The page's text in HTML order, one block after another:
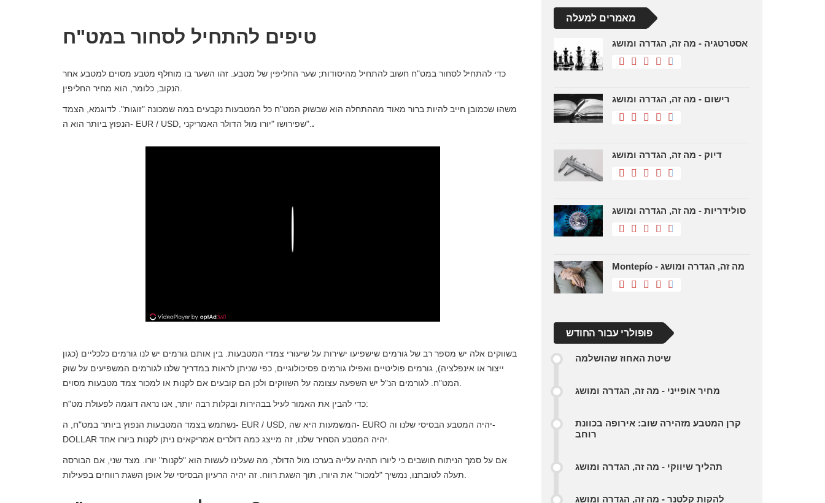
טיפים להתחיל לסחור במט"ח
כדי להתחיל לסחור במט"ח חשוב להתחיל מהיסודות; שער החליפין של מטבע. זהו השער בו מוחלף מטבע מסוים למטבע אחר
משהו שכמובן חייב להיות ברור מאוד מההתחלה הוא שבשוק המט"ח כל המטבעות נקבעים במה שמכונה "זוגות". לדוגמא, הצמד
הנפוץ ביותר הוא ה- EUR / USD, שפירושו "יורו מול הדולר האמריקני". .
בשווקים אלה יש מספר רב של גורמים שישפיעו ישירות על שיעורי צמדי המטבעות. בין אותם גורמים יש לנו גורמים כלכליים (כגון
ייצור או אינפלציה), גורמים פוליטיים ואפילו גורמים פסיכולוגיים, כפי שניתן לראות במדריך שלנו לגורמים המשפיעים על שוק
כדי להבין את האמור לעיל בבהירות ובקלות רבה יותר, אנו נראה דוגמה לפעולת מט"ח:
נשתמש בצמד המטבעות הנפוץ ביותר במט"ח, ה- EUR / USD, המשמעות היא שה- EURO יהיה המטבע הבסיסי שלנו וה-
אם על סמך הניתוח חושבים כי ליורו תהיה עלייה בערכו מול הדולר, מה שעלינו לעשות הוא "לקנות" יורו. מצד שני, אם הבורסה
מאמרים למעלה
אסטרטגיה - מה זה, הגדרה ומושג
רישום - מה זה, הגדרה ומושג
דיוק - מה זה, הגדרה ומושג
סולידריות - מה זה, הגדרה ומושג
Montepío - מה זה, הגדרה ומושג
פופולרי עבור החודש
שיטת האחוז שהושלמה
מחיר אופייני - מה זה, הגדרה ומושג
קרן המטבע מזהירה שוב: אירופה בכוונת
רוחב
תהליך שיווקי - מה זה, הגדרה ומושג
להקות קלטנר - מה זה, הגדרה ומושג